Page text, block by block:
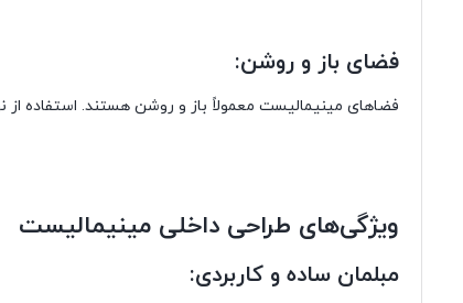
فضای باز و روشن:
فضاهای مینیمالیست معمولاً باز و روشن هستند. استفاده
ویژگی‌های طراحی داخلی مینیمالیست
مبلمان ساده و کاربردی: